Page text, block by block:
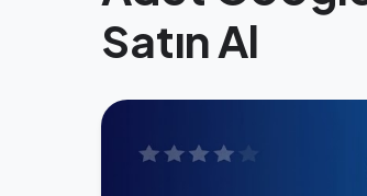
Satın Al